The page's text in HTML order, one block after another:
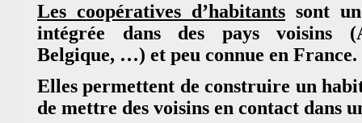
Les coopératives d’habitants sont
intégrée dans des pays voisins
Belgique, …) et peu connue en France.
Elles permettent de construire un
de mettre des voisins en contact dans